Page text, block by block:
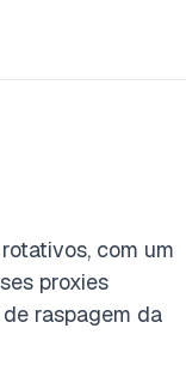
com um
proxies
raspagem da